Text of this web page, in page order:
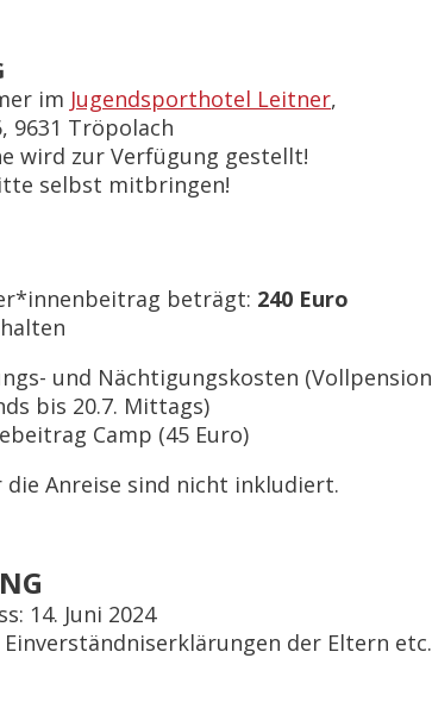
im Jugendsporthotel Leitner,
9631 Tröpolach
wird zur Verfügung gestellt!
selbst mitbringen!
beträgt: 240 Euro
und Nächtigungskosten
bis 20.7. Mittags)
Camp (45 Euro)
die Anreise sind nicht inkludiert.
14. Juni 2024
der Eltern